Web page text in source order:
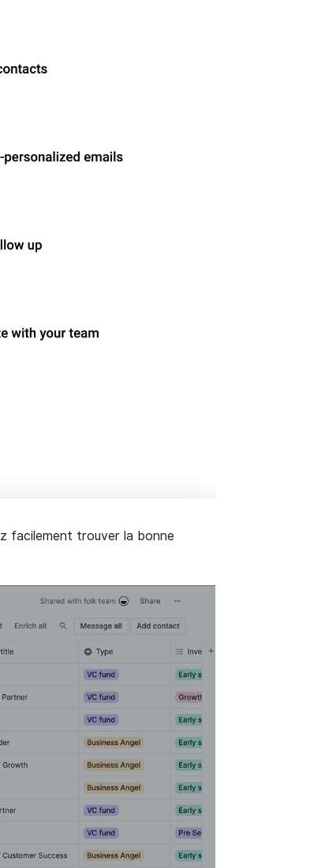
facilement trouver la bonne